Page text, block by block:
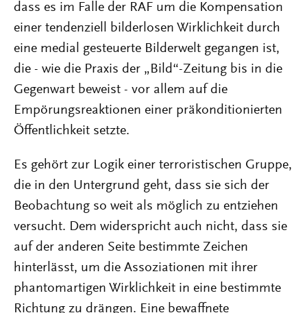
dass es im Falle der RAF um die Kompensation
einer tendenziell bilderlosen Wirklichkeit durch
eine medial gesteuerte Bilderwelt gegangen ist,
die - wie die Praxis der „Bild“-Zeitung bis in die
Gegenwart beweist - vor allem auf die
Empörungsreaktionen einer präkonditionierten
Öffentlichkeit setzte.
Es gehört zur Logik einer terroristischen Gruppe,
die in den Untergrund geht, dass sie sich der
Beobachtung so weit als möglich zu entziehen
versucht. Dem widerspricht auch nicht, dass sie
auf der anderen Seite bestimmte Zeichen
hinterlässt, um die Assoziationen mit ihrer
phantomartigen Wirklichkeit in eine bestimmte
Richtung zu drängen. Eine bewaffnete